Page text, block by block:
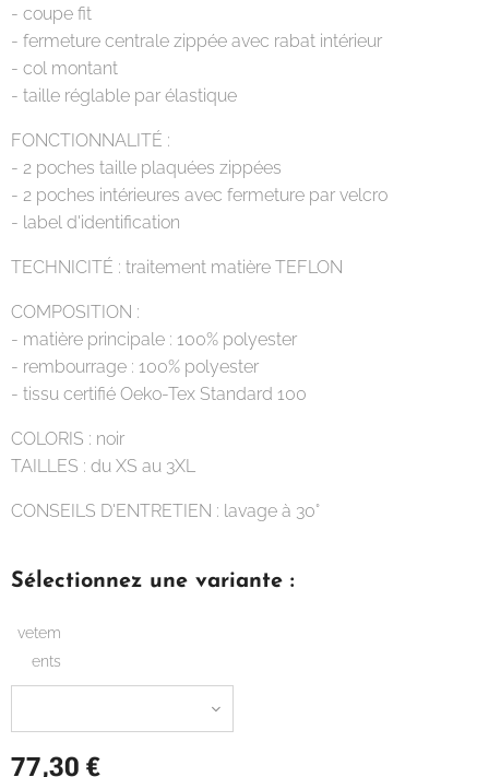
- coupe fit
- fermeture centrale zippée avec rabat intérieur
- col montant
- taille réglable par élastique
FONCTIONNALITÉ :
- 2 poches taille plaquées zippées
- 2 poches intérieures avec fermeture par velcro
- label d'identification
TECHNICITÉ : traitement matière TEFLON
COMPOSITION :
- matière principale : 100% polyester
- rembourrage : 100% polyester
- tissu certifié Oeko-Tex Standard 100
COLORIS : noir
TAILLES : du XS au 3XL
CONSEILS D'ENTRETIEN : lavage à 30°
Sélectionnez une variante :
vetem
ents
77,30 €